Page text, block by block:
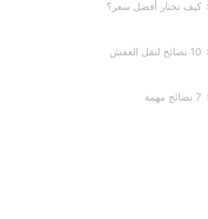
كيف تختار أفضل سعر؟
10 نصائح لنقل العفش
7 نصائح مهمة